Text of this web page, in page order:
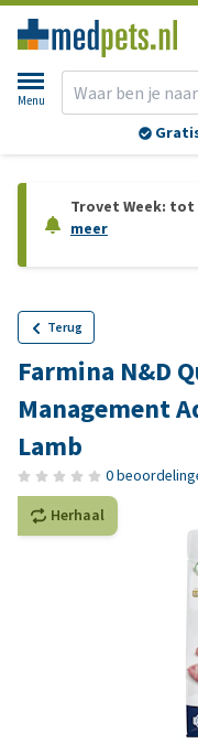
Menu
Trovet Week:
meer
Terug
Farmina N&D
Management
Lamb
0
Herhaal